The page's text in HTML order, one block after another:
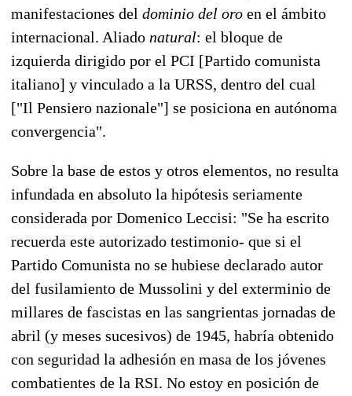
manifestaciones del dominio del oro en el ámbito
internacional. Aliado natural: el bloque de
izquierda dirigido por el PCI [Partido comunista
italiano] y vinculado a la URSS, dentro del cual
["Il Pensiero nazionale"] se posiciona en autónoma
convergencia".
Sobre la base de estos y otros elementos, no resulta
infundada en absoluto la hipótesis seriamente
considerada por Domenico Leccisi: "Se ha escrito
recuerda este autorizado testimonio- que si el
Partido Comunista no se hubiese declarado autor
del fusilamiento de Mussolini y del exterminio de
millares de fascistas en las sangrientas jornadas de
abril (y meses sucesivos) de 1945, habría obtenido
con seguridad la adhesión en masa de los jóvenes
combatientes de la RSI. No estoy en posición de